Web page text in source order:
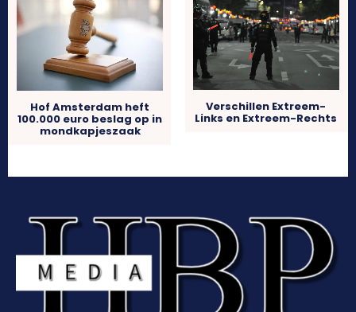
Hof Amsterdam heft
100.000 euro beslag op in
mondkapjeszaak
Verschillen Extreem-
Links en Extreem-Rechts